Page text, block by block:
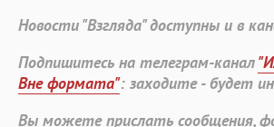
Новости "Взгляда" доступны и в
Подпишитесь на телеграм-канал
Вне формата": заходите - будет
Вы можете прислать сообщения,